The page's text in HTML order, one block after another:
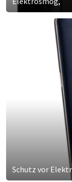
Schutz vor